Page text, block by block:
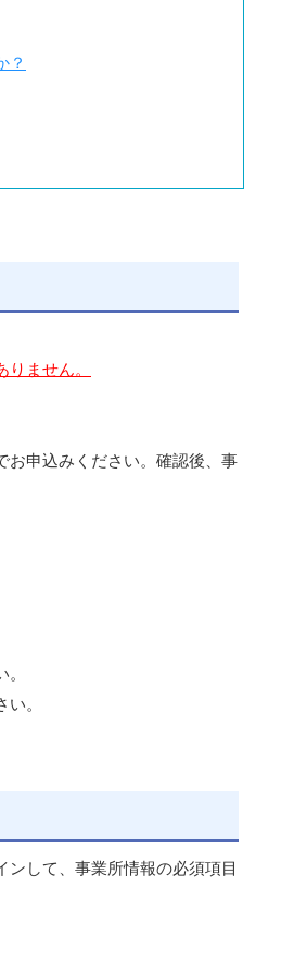
？
ません。
申込みください。確認後、事
。
して、事業所情報の必須項目